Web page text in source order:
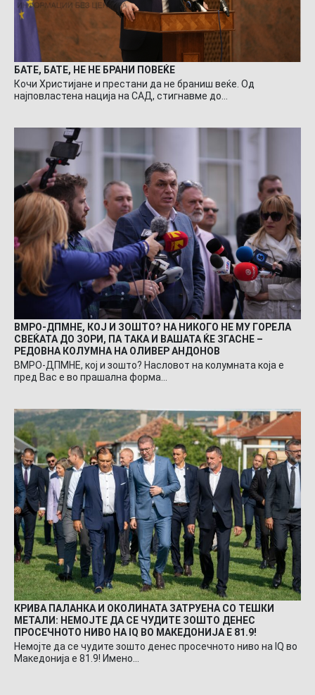
БАТЕ, БАТЕ, НЕ НЕ БРАНИ ПОВЕЌЕ
Кочи Христијане и престани да не браниш веќе. Од
најповластена нација на САД, стигнавме до…
ВМРО-ДПМНЕ, КОЈ И ЗОШТО? НА НИКОГО НЕ МУ ГОРЕЛА
СВЕЌАТА ДО ЗОРИ, ПА ТАКА И ВАШАТА ЌЕ ЗГАСНЕ –
РЕДОВНА КОЛУМНА НА ОЛИВЕР АНДОНОВ
ВМРО-ДПМНЕ, кој и зошто? Насловот на колумната која е
пред Вас е во прашална форма…
КРИВА ПАЛАНКА И ОКОЛИНАТА ЗАТРУЕНА СО ТЕШКИ
МЕТАЛИ: НЕМОЈТЕ ДА СЕ ЧУДИТЕ ЗОШТО ДЕНЕС
ПРОСЕЧНОТО НИВО НА IQ ВО МАКЕДОНИЈА Е 81.9!
Немојте да се чудите зошто денес просечното ниво на IQ во
Македонија е 81.9! Имено…